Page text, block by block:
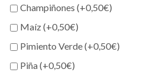
Champiñones (+0,50€)
Maíz (+0,50€)
Pimiento Verde (+0,50€)
Piña (+0,50€)